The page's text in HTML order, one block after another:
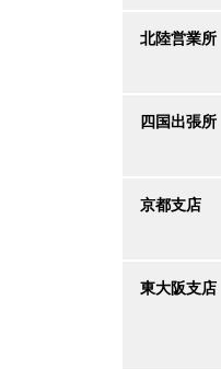
北陸営業所
四国出張所
京都支店
東大阪支店